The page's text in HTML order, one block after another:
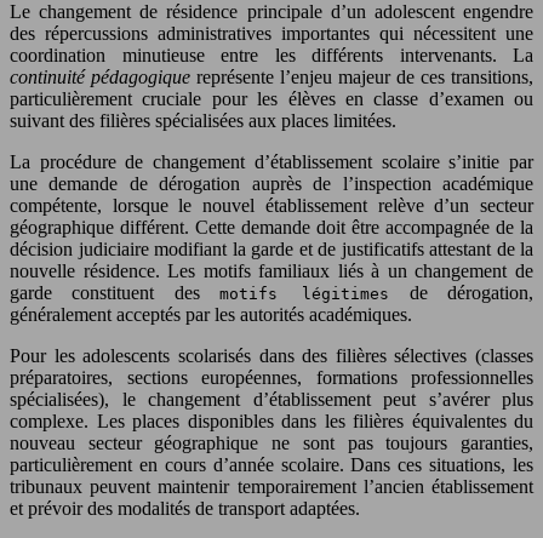
Le changement de résidence principale d’un adolescent engendre
des répercussions administratives importantes qui nécessitent une
coordination minutieuse entre les différents intervenants. La
continuité pédagogique représente l’enjeu majeur de ces transitions,
particulièrement cruciale pour les élèves en classe d’examen ou
suivant des filières spécialisées aux places limitées.
La procédure de changement d’établissement scolaire s’initie par
une demande de dérogation auprès de l’inspection académique
compétente, lorsque le nouvel établissement relève d’un secteur
géographique différent. Cette demande doit être accompagnée de la
décision judiciaire modifiant la garde et de justificatifs attestant de la
nouvelle résidence. Les motifs familiaux liés à un changement de
garde constituent des motifs légitimes
de dérogation,
généralement acceptés par les autorités académiques.
Pour les adolescents scolarisés dans des filières sélectives (classes
préparatoires, sections européennes, formations professionnelles
spécialisées), le changement d’établissement peut s’avérer plus
complexe. Les places disponibles dans les filières équivalentes du
nouveau secteur géographique ne sont pas toujours garanties,
particulièrement en cours d’année scolaire. Dans ces situations, les
tribunaux peuvent maintenir temporairement l’ancien établissement
et prévoir des modalités de transport adaptées.